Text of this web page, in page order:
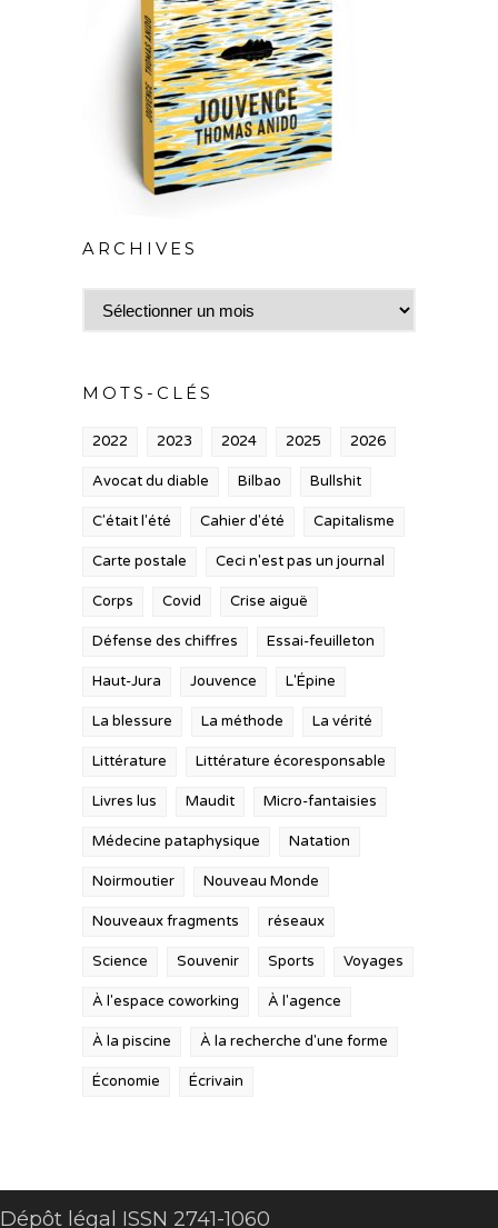
ARCHIVES
Archives
MOTS-CLÉS
2022 2023 2024 2025 2026
Avocat du diable Bilbao Bullshit
C'était l'été Cahier d'été Capitalisme
Carte postale Ceci n'est pas un journal
Corps Covid Crise aiguë
Défense des chiffres Essai-feuilleton
Haut-Jura Jouvence L'Épine
La blessure La méthode La vérité
Littérature Littérature écoresponsable
Livres lus Maudit Micro-fantaisies
Médecine pataphysique Natation
Noirmoutier Nouveau Monde
Nouveaux fragments réseaux
Science Souvenir Sports Voyages
À l'espace coworking À l'agence
À la piscine À la recherche d'une forme
Économie Écrivain
Dépôt légal ISSN 2741-1060